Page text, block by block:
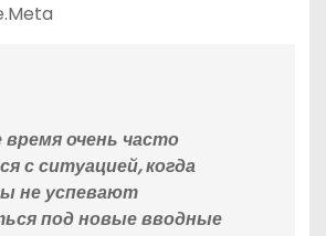
время очень часто
с ситуацией, когда
не успевают
под новые вводные